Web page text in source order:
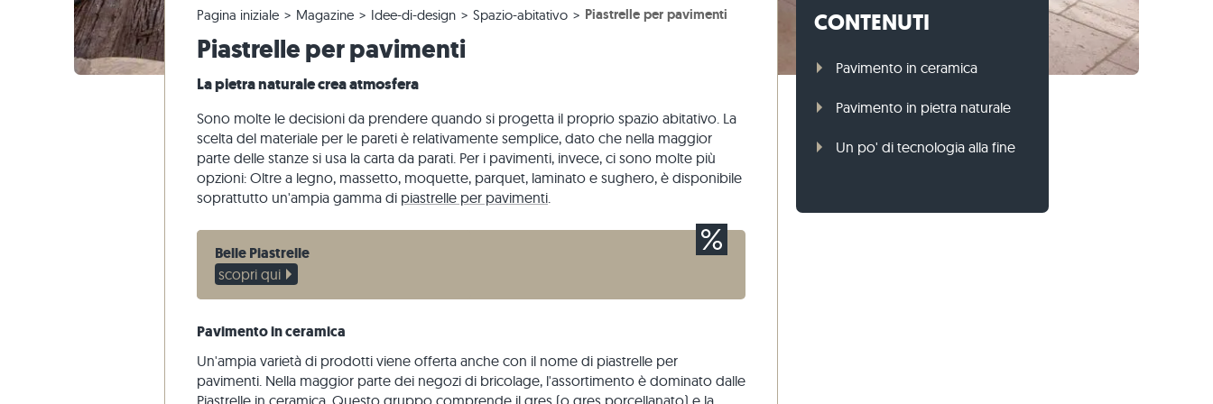
Piastrelle in quarzite
Piastrelle di marmo
Piastrelle antiche
Piastrelle beige
Piastrelle grigie
Pavimento calcarea
Pavimento marmo
Pavimento quarzite
Lastre per terrazze beige
Pavimento grigio
Sampietrini calcari
Gradini di blocco di gneiss
Gradini di blocco calcari
Mattoni di pietra travertino Cordoli per prato di gneiss
Reclami e riordini
Modifica e annullamento dell'ordine
Spedizione di campioni
Tour panoramico
Progettazione di giardini
Stili di vita
Marmo
Quarzite
Travertino
Pagina iniziale Magazine Idee-di-design Spazio-abitativo Piastrelle per pavimenti
Piastrelle per pavimenti
La pietra naturale crea atmosfera
Sono molte le decisioni da prendere quando si progetta il proprio spazio abitativo. La
scelta del materiale per le pareti è relativamente semplice, dato che nella maggior
parte delle stanze si usa la carta da parati. Per i pavimenti, invece, ci sono molte più
opzioni: Oltre a legno, massetto, moquette, parquet, laminato e sughero, è disponibile
soprattutto un'ampia gamma di piastrelle per pavimenti.
Belle Piastrelle
scopri qui
Pavimento in ceramica
Un'ampia varietà di prodotti viene offerta anche con il nome di piastrelle per
pavimenti. Nella maggior parte dei negozi di bricolage, l'assortimento è dominato dalle
Piastrelle in ceramica. Questo gruppo comprende il gres (o gres porcellanato) e la
CONTENUTI
Pavimento in ceramica
Pavimento in pietra naturale
Un po' di tecnologia alla fine